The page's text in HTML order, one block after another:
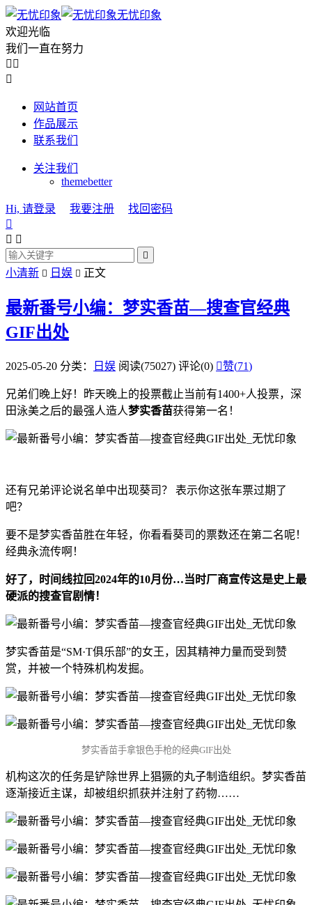
无忧印象
欢迎光临
我们一直在努力
 

网站首页
作品展示
联系我们
关注我们
themebetter
Hi, 请登录 我要注册
找回密码

 

小清新  日娱  正文
最新番号小编：梦实香苗—搜查官经典
GIF出处
2025-05-20 分类： 日娱 阅读(75027) 评论(0) 赞(71)
兄弟们晚上好！昨天晚上的投票截止当前有1400+人投票，深
田泳美之后的最强人造人梦实香苗获得第一名！
还有兄弟评论说名单中出现葵司？ 表示你这张车票过期了
吧？
要不是梦实香苗胜在年轻，你看看葵司的票数还在第二名呢！
经典永流传啊！
好了，时间线拉回2024年的10月份…当时厂商宣传这是史上最
硬派的搜查官剧情！
梦实香苗是“SM·T俱乐部”的女王，因其精神力量而受到赞
赏，并被一个特殊机构发掘。
梦实香苗手拿银色手枪的经典GIF出处
机构这次的任务是铲除世界上猖獗的丸子制造组织。梦实香苗
逐渐接近主谋，却被组织抓获并注射了药物……